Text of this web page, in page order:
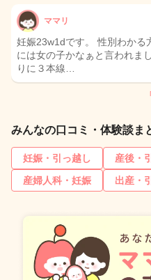
ママリ
妊娠23w1dです。 性別わかる
には女の子かなぁと言われま
りに３本線…
みんなの口コミ・体験談ま
妊娠・引っ越し 産後・
産婦人科・妊娠
出産・